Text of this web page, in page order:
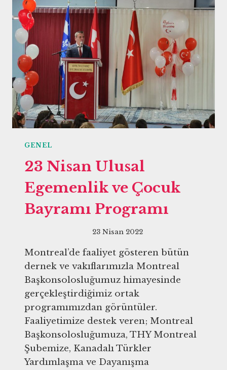
PROGRAMI
GENEL
23 Nisan Ulusal
Egemenlik ve Çocuk
Bayramı Programı
23 Nisan 2022
Montreal’de faaliyet gösteren bütün
dernek ve vakıflarımızla Montreal
Başkonsolosluğumuz himayesinde
gerçekleştirdiğimiz ortak
programımızdan görüntüler.
Faaliyetimize destek veren; Montreal
Başkonsolosluğumuza, THY Montreal
Şubemize, Kanadalı Türkler
Yardımlaşma ve Dayanışma